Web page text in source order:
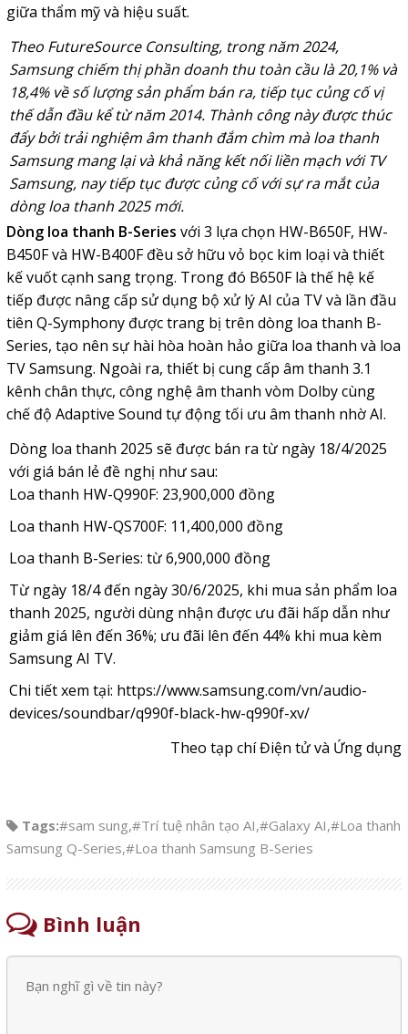
giữa thẩm mỹ và hiệu suất.
Theo FutureSource Consulting, trong năm 2024,
Samsung chiếm thị phần doanh thu toàn cầu là 20,1% và
18,4% về số lượng sản phẩm bán ra, tiếp tục củng cố vị
thế dẫn đầu kể từ năm 2014. Thành công này được thúc
đẩy bởi trải nghiệm âm thanh đắm chìm mà loa thanh
Samsung mang lại và khả năng kết nối liền mạch với TV
Samsung, nay tiếp tục được củng cố với sự ra mắt của
dòng loa thanh 2025 mới.
Dòng loa thanh B-Series với 3 lựa chọn HW-B650F, HW-
B450F và HW-B400F đều sở hữu vỏ bọc kim loại và thiết
kế vuốt cạnh sang trọng. Trong đó B650F là thế hệ kế
tiếp được nâng cấp sử dụng bộ xử lý AI của TV và lần đầu
tiên Q-Symphony được trang bị trên dòng loa thanh B-
Series, tạo nên sự hài hòa hoàn hảo giữa loa thanh và loa
TV Samsung. Ngoài ra, thiết bị cung cấp âm thanh 3.1
kênh chân thực, công nghệ âm thanh vòm Dolby cùng
chế độ Adaptive Sound tự động tối ưu âm thanh nhờ AI.
Dòng loa thanh 2025 sẽ được bán ra từ ngày 18/4/2025
với giá bán lẻ đề nghị như sau:
Loa thanh HW-Q990F: 23,900,000 đồng
Loa thanh HW-QS700F: 11,400,000 đồng
Loa thanh B-Series: từ 6,900,000 đồng
Từ ngày 18/4 đến ngày 30/6/2025, khi mua sản phẩm loa
thanh 2025, người dùng nhận được ưu đãi hấp dẫn như
giảm giá lên đến 36%; ưu đãi lên đến 44% khi mua kèm
Samsung AI TV.
Chi tiết xem tại: https://www.samsung.com/vn/audio-
devices/soundbar/q990f-black-hw-q990f-xv/
Theo tạp chí Điện tử và Ứng dụng
Tags:#sam sung,#Trí tuệ nhân tạo AI,#Galaxy AI,#Loa thanh
Samsung Q-Series,#Loa thanh Samsung B-Series
Bình luận